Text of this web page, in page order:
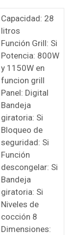
Capacidad: 28
litros
Función Grill: Si
Potencia: 800W
y 1150W en
funcion grill
Panel: Digital
Bandeja
giratoria: Si
Bloqueo de
seguridad: Si
Función
descongelar: Si
Bandeja
giratoria: Si
Niveles de
cocción 8
Dimensiones: